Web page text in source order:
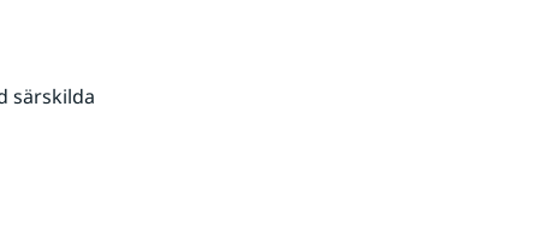
särskilda